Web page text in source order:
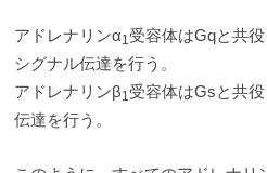
アドレナリンα1受容体はGqと共
シグナル伝達を行う。
アドレナリンβ1受容体はGsと共
伝達を行う。